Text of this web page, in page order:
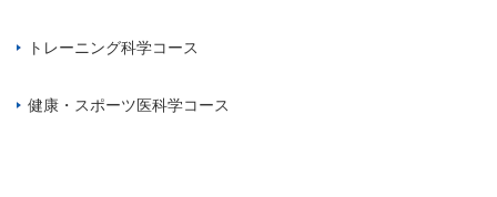
トレーニング科学コース
健康・スポーツ医科学コース